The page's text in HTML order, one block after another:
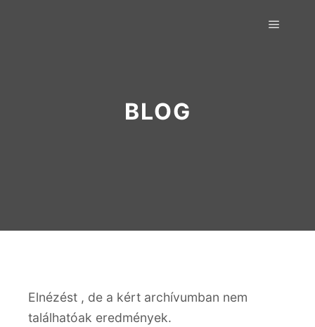
BLOG
Elnézést , de a kért archívumban nem
találhatóak eredmények.